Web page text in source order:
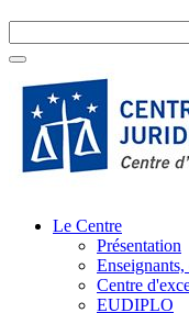
Le Centre
Présentation
Centre
EUDIPLO